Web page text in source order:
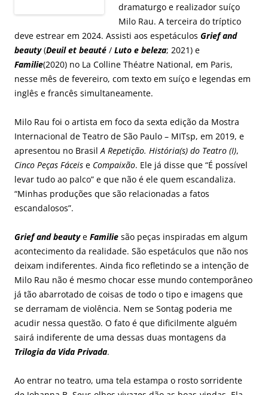
dramaturgo e realizador suíço
Milo Rau. A terceira do tríptico
deve estrear em 2024. Assisti aos espetáculos Grief and
beauty(Deuil et beauté / Luto e beleza; 2021) e
Familie(2020) no La Colline Théatre National, em Paris,
nesse mês de fevereiro, com texto em suíço e legendas em
inglês e francês simultaneamente.
Milo Rau foi o artista em foco da sexta edição da Mostra
Internacional de Teatro de São Paulo – MITsp, em 2019, e
apresentou no BrasilA Repetição. História(s) do Teatro (I),
Cinco Peças Fáceis e Compaixão. Ele já disse que “É possível
levar tudo ao palco” e que não é ele quem escandaliza.
“Minhas produções que são relacionadas a fatos
escandalosos”.
Grief and beautye Familie são peças inspiradas em algum
acontecimento da realidade. São espetáculos que não nos
deixam indiferentes. Ainda fico refletindo se a intenção de
Milo Rau não é mesmo chocar esse mundo contemporâneo
já tão abarrotado de coisas de todo o tipo e imagens que
se derramam de violência. Nem se Sontag poderia me
acudir nessa questão. O fato é que dificilmente alguém
sairá indiferente de uma dessas duas montagens da
Trilogia da Vida Privada.
Ao entrar no teatro, uma tela estampa o rosto sorridente